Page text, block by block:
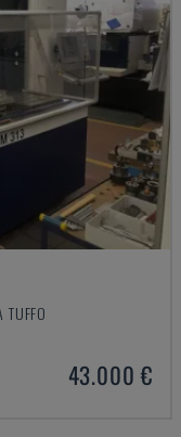
TUFFO
43.000 €